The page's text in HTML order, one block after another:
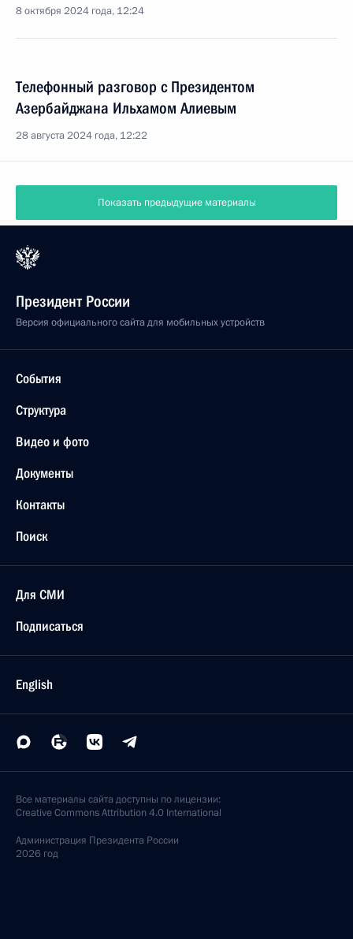
8 октября 2024 года, 12:24
Телефонный разговор с Президентом
Азербайджана Ильхамом Алиевым
28 августа 2024 года, 12:22
Показать предыдущие материалы
Президент России
Версия официального сайта для мобильных устройств
События
Структура
Видео и фото
Документы
Контакты
Поиск
Для СМИ
Подписаться
English
Все материалы сайта доступны по лицензии:
Creative Commons Attribution 4.0 International
Администрация Президента России
2026 год